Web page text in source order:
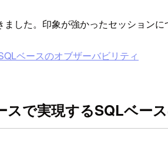
した。印象が強かったセッション
ベースのオブザーバビリティ
スで実現するSQLベー